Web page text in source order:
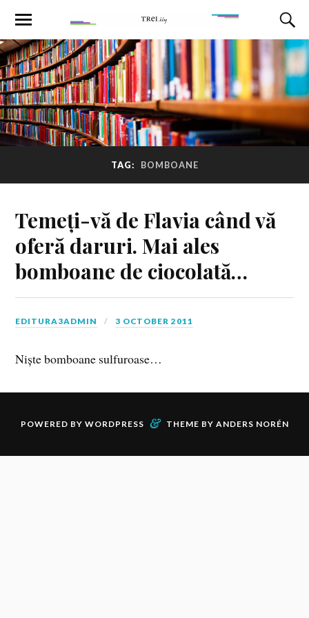
TAG: BOMBOANE
Temeți-vă de Flavia când vă
oferă daruri. Mai ales
bomboane de ciocolată…
EDITURA3ADMIN 3 OCTOBER 2011
Niște bomboane sulfuroase…
POWERED BY WORDPRESS & THEME BY ANDERS NORÉN